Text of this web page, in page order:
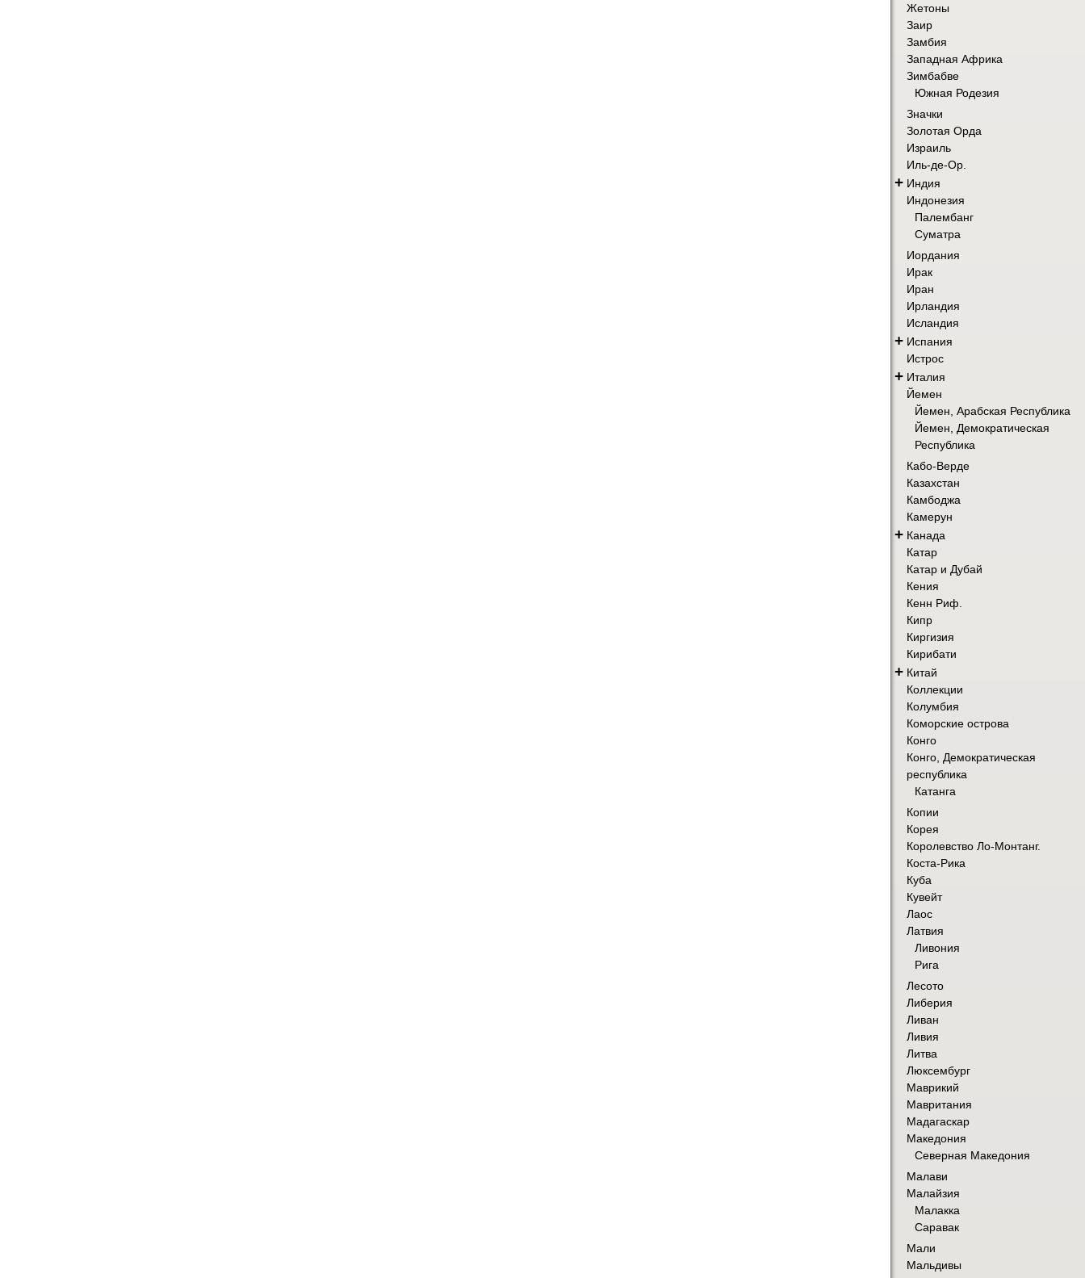
Жетоны
Заир
Замбия
Западная Африка
Зимбабве
Южная Родезия
Значки
Золотая Орда
Израиль
Иль-де-Ор.
+ Индия
Индонезия
Палембанг
Суматра
Иордания
Ирак
Иран
Ирландия
Исландия
+ Испания
Истрос
+ Италия
Йемен
Йемен, Арабская Республика
Йемен, Демократическая
Республика
Кабо-Верде
Казахстан
Камбоджа
Камерун
+ Канада
Катар
Катар и Дубай
Кения
Кенн Риф.
Кипр
Киргизия
Кирибати
+ Китай
Коллекции
Колумбия
Коморские острова
Конго
Конго, Демократическая
республика
Катанга
Копии
Корея
Королевство Ло-Монтанг.
Коста-Рика
Куба
Кувейт
Лаос
Латвия
Ливония
Рига
Лесото
Либерия
Ливан
Ливия
Литва
Люксембург
Маврикий
Мавритания
Мадагаскар
Македония
Северная Македония
Малави
Малайзия
Малакка
Саравак
Мали
Мальдивы